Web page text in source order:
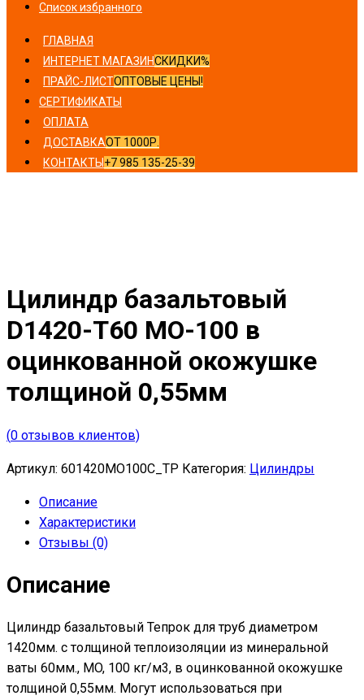
Список избранного
ГЛАВНАЯ
ИНТЕРНЕТ МАГАЗИНСКИДКИ%
ПРАЙС-ЛИСТОПТОВЫЕ ЦЕНЫ!
СЕРТИФИКАТЫ
ОПЛАТА
ДОСТАВКАОТ 1000Р.
КОНТАКТЫ +7 985 135-25-39
Цилиндр базальтовый
D1420-T60 MO-100 в
оцинкованной окожушке
толщиной 0,55мм
(0 отзывов клиентов)
Артикул: 601420MO100C_TP Категория: Цилиндры
Описание
Характеристики
Отзывы (0)
Описание
Цилиндр базальтовый Тепрок для труб диаметром
1420мм. с толщиной теплоизоляции из минеральной
ваты 60мм., MO, 100 кг/м3, в оцинкованной окожушке
толщиной 0,55мм. Могут использоваться при